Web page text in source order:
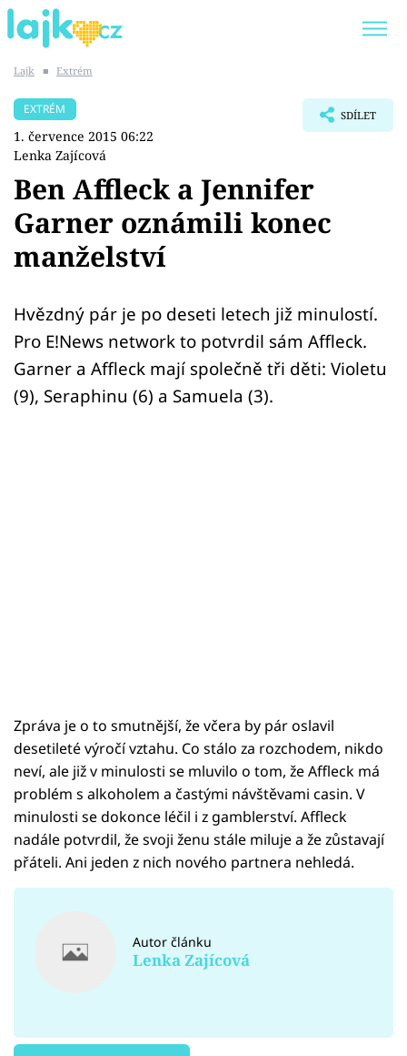
SHOPAHOLICADEL
Témata
Showbyznys
Youtubeři
Virály
Sex a vztahy
Lajk ■ Extrém
EXTRÉM
1. července 2015 06:22
Lenka Zajícová
SDÍLET
Ben Affleck a Jennifer
Garner oznámili konec
manželství
Hvězdný pár je po deseti letech již minulostí.
Pro E!News network to potvrdil sám Affleck.
Garner a Affleck mají společně tři děti: Violetu
(9), Seraphinu (6) a Samuela (3).
Zpráva je o to smutnější, že včera by pár oslavil
desetileté výročí vztahu. Co stálo za rozchodem, nikdo
neví, ale již v minulosti se mluvilo o tom, že Affleck má
problém s alkoholem a častými návštěvami casin. V
minulosti se dokonce léčil i z gamblerství. Affleck
nadále potvrdil, že svoji ženu stále miluje a že zůstavají
přáteli. Ani jeden z nich nového partnera nehledá.
Autor článku
Lenka Zajícová